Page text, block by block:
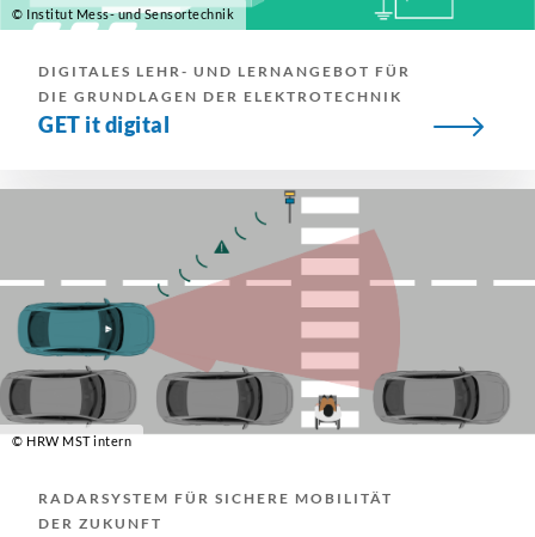
© Institut Mess- und Sensortechnik
DIGITALES LEHR- UND LERNANGEBOT FÜR
DIE GRUNDLAGEN DER ELEKTROTECHNIK
GET it digital
© HRW MST intern
RADARSYSTEM FÜR SICHERE MOBILITÄT
DER ZUKUNFT